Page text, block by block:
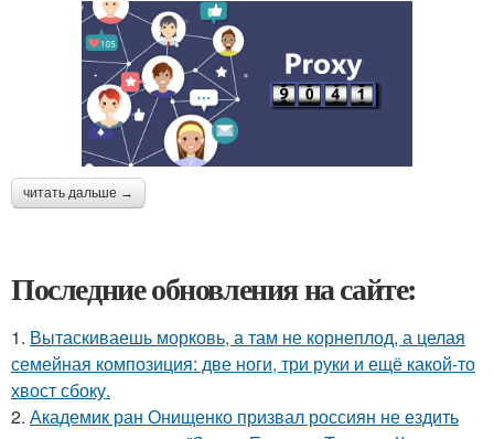
читать дальше →
Последние обновления на сайте:
1. Вытаскиваешь морковь, а там не корнеплод, а целая
семейная композиция: две ноги, три руки и ещё какой-то
хвост сбоку.
2. Академик ран Онищенко призвал россиян не ездить